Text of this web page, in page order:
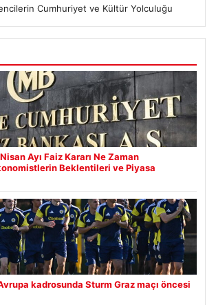
Cumhuriyet ve Kültür Yolculuğu
Ayı Faiz Kararı Ne Zaman
Beklentileri ve Piyasa
kadrosunda Sturm Graz maçı öncesi